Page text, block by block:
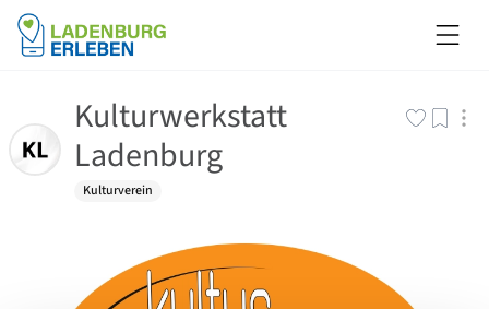
Kulturwerkstatt
Ladenburg
Kulturverein